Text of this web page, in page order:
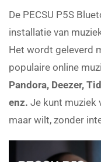
De PECSU P5S
installatie van
Het wordt geleverd
populaire online
Pandora, Deezer,
enz. Je kunt muziek
maar wilt, zonder